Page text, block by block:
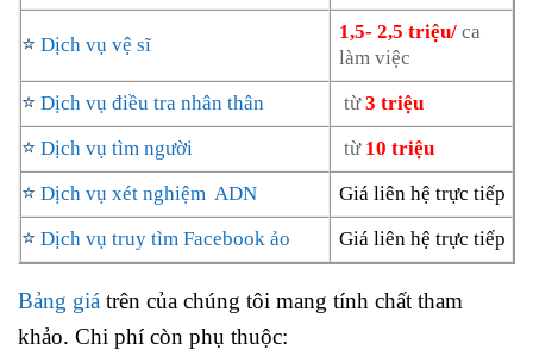
⭐ Dịch vụ vệ sĩ
1,5- 2,5 triệu/ ca
làm việc
⭐ Dịch vụ điều tra nhân thân từ3 triệu
⭐ Dịch vụ tìm người từ 10 triệu
⭐ Dịch vụ xét nghiệm ADN
Giá liên hệ trực tiếp
⭐ Dịch vụ truy tìm Facebook ảo Giá liên hệ trực tiếp
Bảng giá trên của chúng tôi mang tính chất tham
khảo. Chi phí còn phụ thuộc: